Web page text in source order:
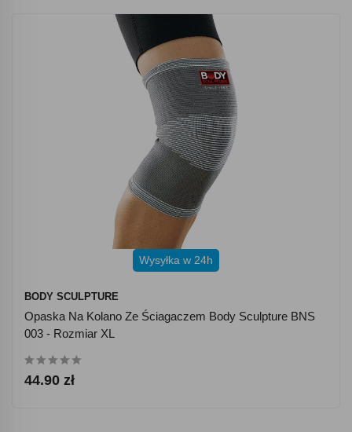
Wysyłka w 24h
BODY SCULPTURE
Opaska Na Kolano Ze Ściagaczem Body Sculpture BNS
003 - Rozmiar XL
44.90 zł